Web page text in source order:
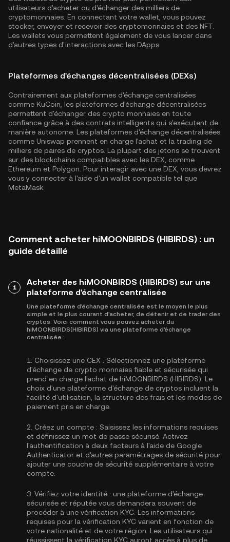
utilisateurs d'acheter ou d'échanger des milliers de
cryptomonnaies. En connectant votre wallet, vous pouvez
stocker, envoyer et recevoir des cryptomonnaies et des NFT.
Les wallets vous permettent également de vous lancer dans
d'autres types d'interactions avec les DApps.
Plateformes d'échanges décentralisées (DEXs)
Contrairement aux plateformes d'échange centralisées
comme KuCoin, les plateformes d'échange décentralisées
permettent d'échanger des crypto monnaies en toute
confiance grâce à des contrats intelligents qui s'exécutent de
manière autonome. Les plateformes d'échange décentralisées
comme Uniswap prennent en charge l'achat et la trading de
milliers de paires de cryptos. La plupart des jetons se trouvent
sur des blockchains compatibles avec les DEX, comme
Ethereum et Polygon . Pour interagir avec une DEX, vous devrez
vous y connecter à l'aide d'un wallet compatible tel que
MetaMask.
Comment acheter hiMOONBIRDS (HIBIRDS) : un
guide détaillé
1
Acheter des hiMOONBIRDS (HIBIRDS) sur une
plateforme d'échange centralisée
Une plateforme d'échange centralisée est le moyen le plus
simple et le plus courant d'acheter, de détenir et de trader des
cryptos. Voici comment vous pouvez acheter du
hiMOONBIRDS(HIBIRDS) via une plateforme d'échange
centralisée :
1. Choisissez une CEX : Sélectionnez une plateforme
d'échange de crypto monnaies fiable et sécurisée qui
prend en charge l'achat de hiMOONBIRDS (HIBIRDS). Le
choix d'une plateforme d'échange de cryptos incluent la
facilité d'utilisation, la structure des frais et les modes de
paiement pris en charge.
2. Créez un compte : Saisissez les informations requises
et définissez un mot de passe sécurisé. Activez
l'authentification à deux facteurs à l'aide de Google
Authenticator et d'autres paramétrages de sécurité pour
ajouter une couche de sécurité supplémentaire à votre
compte.
3. Vérifiez votre identité : une plateforme d'échange
sécurisée et réputée vous demandera souvent de
procéder à une vérification KYC. Les informations
requises pour la vérification KYC varient en fonction de
votre nationalité et de votre région. Les utilisateurs qui
réussissent la vérification KYC auront accès à plus de